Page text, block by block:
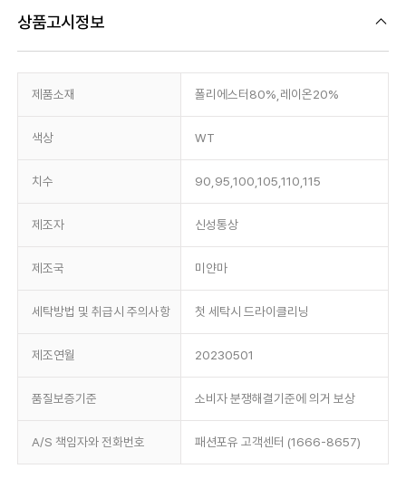
상품고시정보
제품소재 폴리에스터80%,레이온20%
색상 WT
치수 90,95,100,105,110,115
제조자 신성통상
제조국 미얀마
세탁방법 및 취급시 주의사항 첫 세탁시 드라이클리닝
제조연월 20230501
품질보증기준 소비자 분쟁해결기준에 의거 보상
A/S 책임자와 전화번호 패션포유 고객센터 (1666-8657)